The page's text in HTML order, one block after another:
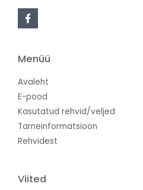
Menüü
Avaleht
E-pood
Kasutatud rehvid/veljed
Tarneinformatsioon
Rehvidest
Viited